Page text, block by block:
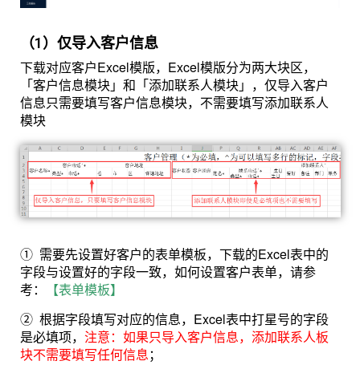
（1）仅导入客户信息
下载对应客户Excel模版，Excel模版分为两大块区，
「客户信息模块」和「添加联系人模块」，仅导入客户
信息只需要填写客户信息模块，不需要填写添加联系人
模块
① 需要先设置好客户的表单模板，下载的Excel表中的
字段与设置好的字段一致，如何设置客户表单，请参
考：
【表单模板】
② 根据字段填写对应的信息，Excel表中打星号的字段
是必填项， 注意：如果只导入客户信息，添加联系人板
块不需要填写任何信息；